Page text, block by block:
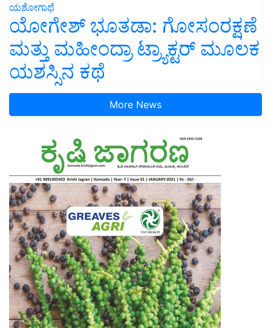
ಯಶೋಗಾಥೆ
ಯೋಗೇಶ್ ಭೂತಡಾ: ಗೋಸಂರಕ್ಷಣೆ
ಮತ್ತು ಮಹೀಂದ್ರಾ ಟ್ರ್ಯಾಕ್ಟರ್ ಮೂಲಕ
ಯಶಸ್ಸಿನ ಕಥೆ
More News